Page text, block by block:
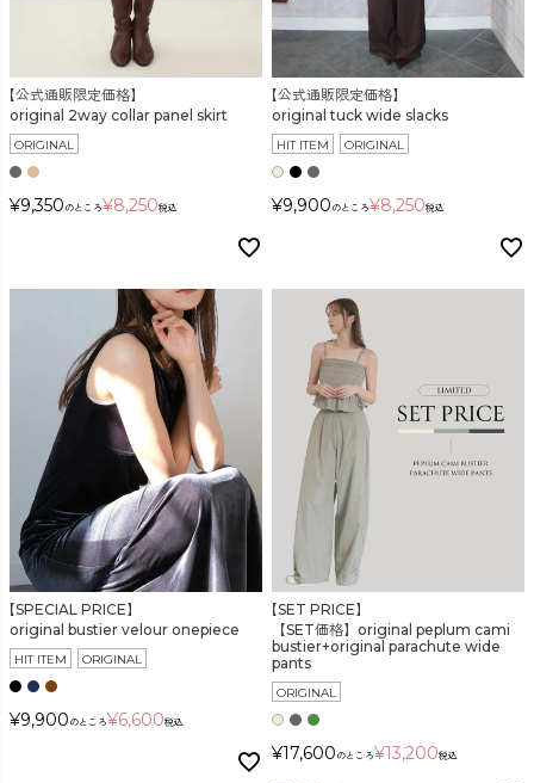
【公式通販限定価格】
original 2way collar panel skirt
ORIGINAL
¥9,350 のところ¥8,250税込
【公式通販限定価格】
original tuck wide slacks
HIT ITEM ORIGINAL
¥9,900 のところ¥8,250税込
【SPECIAL PRICE】
original bustier velour onepiece
HIT ITEM ORIGINAL
¥9,900 のところ¥6,600税込
【SET PRICE】
【SET価格】original peplum cami
bustier+original parachute wide
pants
ORIGINAL
¥17,600 のところ¥13,200税込